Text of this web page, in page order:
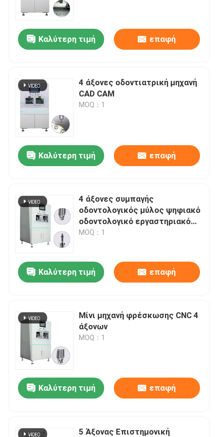
Εργαστήριο οδοντιατρικών CNC Milling Machine
Βιομηχανική μηχανή CNC
Καλύτερη τιμή επαφή
4 άξονες οδοντιατρική μηχανή
CAD CAM
MOQ：1
Καλύτερη τιμή επαφή
4 άξονες συμπαγής
οδοντολογικός μύλος ψηφιακό
οδοντολογικό εργαστηριακό
μύλο 4 μονάδα αλεύρι
MOQ：1
Καλύτερη τιμή επαφή
Μίνι μηχανή φρέσκωσης CNC 4
άξονων
MOQ：1
Καλύτερη τιμή επαφή
5 Άξονας Επιστημονική